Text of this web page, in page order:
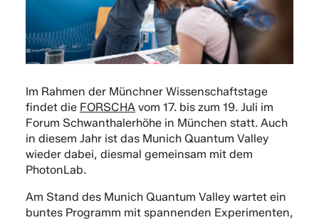
Im Rahmen der Münchner Wissenschaftstage
findet die FORSCHA vom 17. bis zum 19. Juli im
Forum Schwanthalerhöhe in München statt. Auch
in diesem Jahr ist das Munich Quantum Valley
wieder dabei, diesmal gemeinsam mit dem
PhotonLab.
Am Stand des Munich Quantum Valley wartet ein
buntes Programm mit spannenden Experimenten,